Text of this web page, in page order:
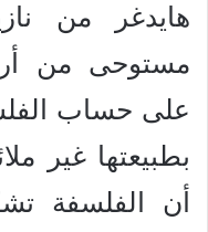
هايدغر من
مستوحى من
على حساب
بطبيعتها غير
أن الفلسفة